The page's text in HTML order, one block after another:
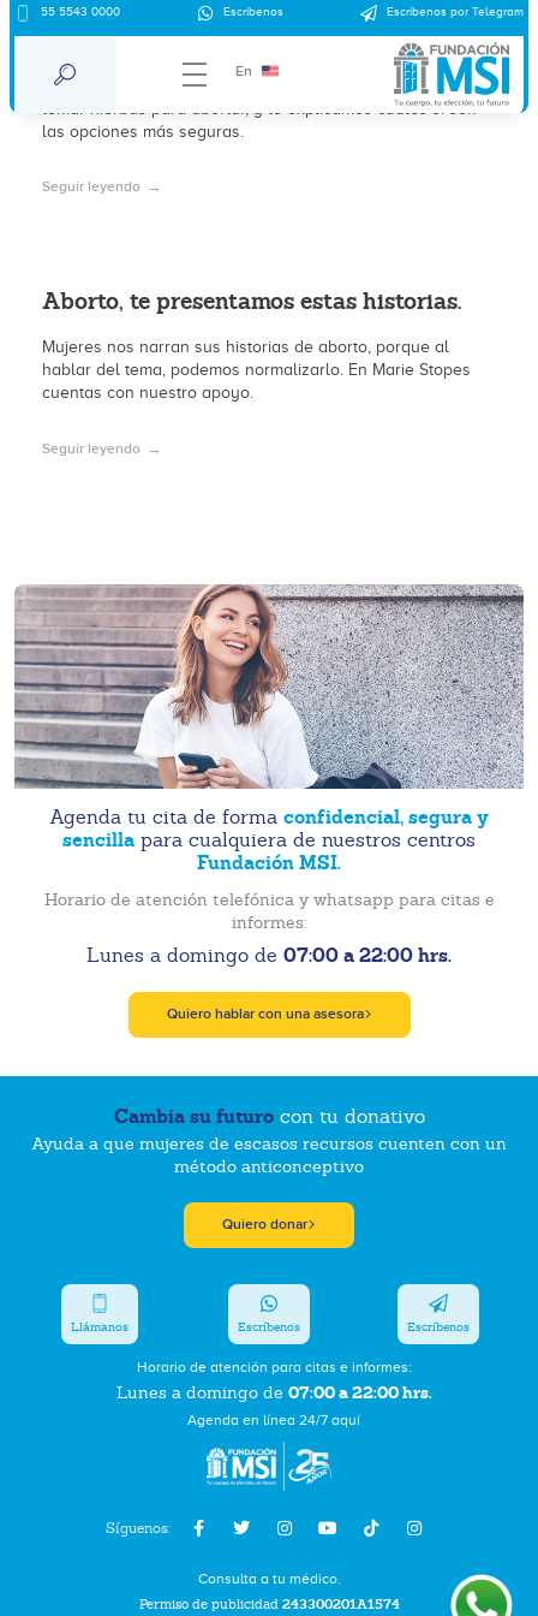
55 5543 0000 Escríbenos Escríbenos por Telegram
En
4 riesgos de tomar hierbas para abortar
El día de hoy te compartimos algunos de los riesgos de
tomar hierbas para abortar, y te explicamos cuáles sí son
las opciones más seguras.
Seguir leyendo
Aborto, te presentamos estas historias.
Mujeres nos narran sus historias de aborto, porque al
hablar del tema, podemos normalizarlo. En Marie Stopes
cuentas con nuestro apoyo.
Seguir leyendo
Agenda tu cita de forma confidencial, segura y
sencilla para cualquiera de nuestros centros
Fundación MSI.
Horario de atención telefónica y whatsapp para citas e
informes:
Lunes a domingo de 07:00 a 22:00 hrs.
Quiero hablar con una asesora
Cambia su futurocon tu donativo
Ayuda a que mujeres de escasos recursos cuenten con un
método anticonceptivo
Quiero donar
Síguenos:
Horario de atención para citas e informes:
Lunes a domingo de 07:00 a 22:00 hrs.
Agenda en línea 24/7 aquí
Llámanos Escríbenos Escríbenos
Consulta a tu médico.
Permiso de publicidad 243300201A1574